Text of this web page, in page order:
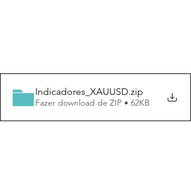
Indicadores_XAUUSD.zip
Fazer download de ZIP • 62KB